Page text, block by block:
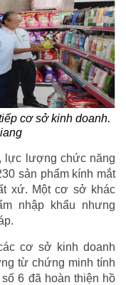
cơ sở kinh doanh.
lực lượng chức năng
sản phẩm kính mắt
xứ. Một cơ sở khác
nhập khẩu nhưng
cơ sở kinh doanh
từ chứng minh tính
6 đã hoàn thiện hồ